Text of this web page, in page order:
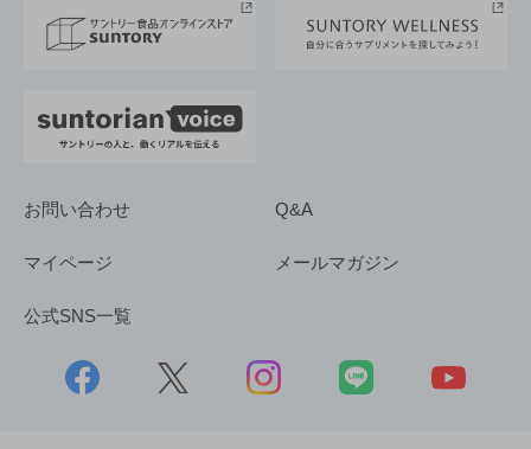
採用情報
お問い合わせ Q&A
マイページ メールマガジン
公式SNS一覧